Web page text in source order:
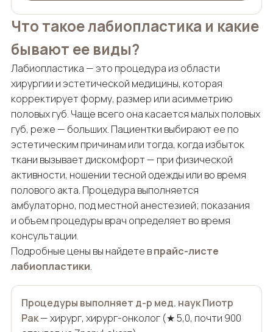
Что такое лабиопластика и какие
бывают ее виды?
Лабиопластика — это процедура из области
хирургии и эстетической медицины, которая
корректирует форму, размер или асимметрию
половых губ. Чаще всего она касается малых половых
губ, реже — больших. Пациентки выбирают ее по
эстетическим причинам или тогда, когда избыток
ткани вызывает дискомфорт — при физической
активности, ношении тесной одежды или во время
полового акта. Процедура выполняется
амбулаторно, под местной анестезией; показания
и объем процедуры врач определяет во время
консультации.
Подробные цены вы найдете впрайс-листе
лабиопластики.
Процедуры выполняет д-р мед. наук Пиотр
Рак— хирург, хирург-онколог (★ 5,0, почти 900